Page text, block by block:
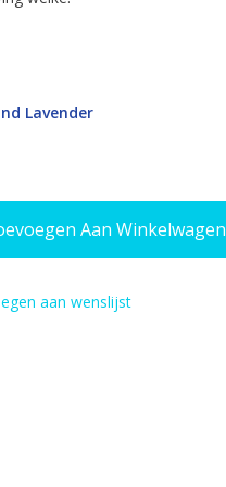
Lavender
Aan Winkelwagen
aan wenslijst